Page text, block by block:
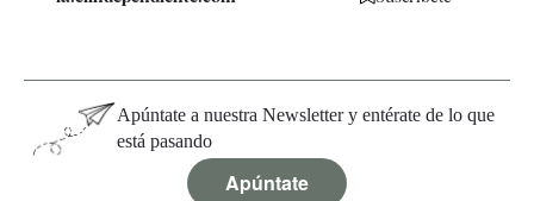
Apúntate a nuestra Newsletter y entérate de lo que
está pasando
Apúntate